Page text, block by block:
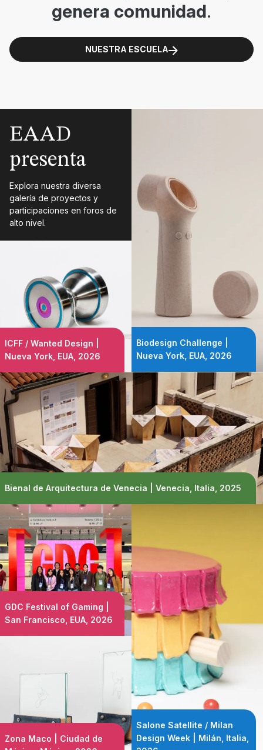
genera comunidad.
NUESTRA ESCUELA
EAAD
presenta
Explora nuestra diversa
galería de proyectos y
participaciones en foros de
alto nivel.
Biodesign Challenge |
Nueva York, EUA, 2026
GDC Festival of Gaming |
San Francisco, EUA, 2026
Zona Maco | Ciudad de
Salone Satellite / Milan
Design Week | Milán, Italia,
ICFF / Wanted Design |
Nueva York, EUA, 2026
Bienal de Arquitectura de Venecia | Venecia, Italia, 2025